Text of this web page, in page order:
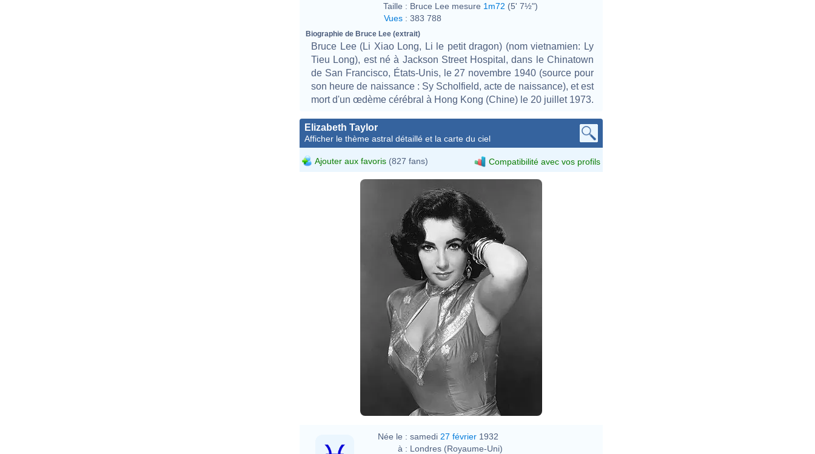
Taille : Bruce Lee mesure 1m72 (5' 7½")
Vues : 383 788
Biographie de Bruce Lee (extrait)
Bruce Lee (Li Xiao Long, Li le petit dragon) (nom vietnamien: Ly
Tieu Long), est né à Jackson Street Hospital, dans le Chinatown
de San Francisco, États-Unis, le 27 novembre 1940 (source pour
son heure de naissance : Sy Scholfield, acte de naissance), et est
mort d'un œdème cérébral à Hong Kong (Chine) le 20 juillet 1973.
Elizabeth Taylor
Afficher le thème astral détaillé et la carte du ciel
Ajouter aux favoris (827 fans) Compatibilité avec vos profils
Née le : samedi 27 février 1932
à : Londres (Royaume-Uni)